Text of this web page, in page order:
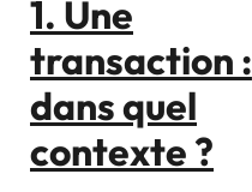
1. Une
transaction :
dans quel
contexte ?